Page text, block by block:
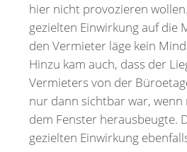
hier nicht provozieren
gezielten Einwirkung auf die
den Vermieter läge kein
Hinzu kam auch, dass der
Vermieters von der
nur dann sichtbar war, wenn
dem Fenster herausbeugte.
gezielten Einwirkung